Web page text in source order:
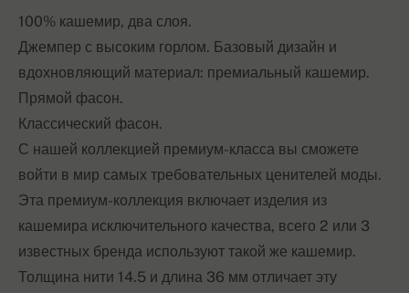
100% кашемир, два слоя.
Джемпер с высоким горлом. Базовый дизайн и
вдохновляющий материал: премиальный кашемир.
Прямой фасон.
Классический фасон.
С нашей коллекцией премиум-класса вы сможете
войти в мир самых требовательных ценителей моды.
Эта премиум-коллекция включает изделия из
кашемира исключительного качества, всего 2 или 3
известных бренда используют такой же кашемир.
Толщина нити 14.5 и длина 36 мм отличает эту